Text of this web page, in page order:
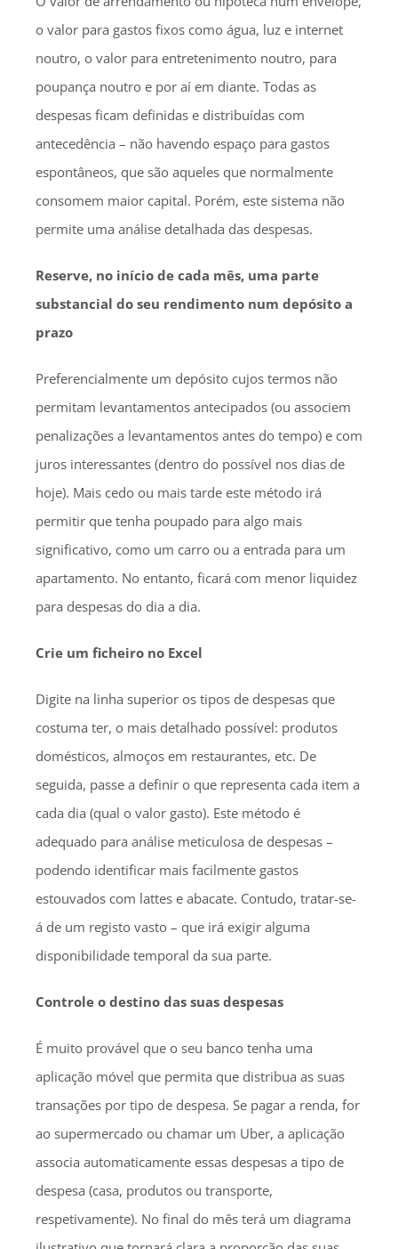
o valor para gastos fixos como água, luz e internet
noutro, o valor para entretenimento noutro, para
poupança noutro e por aí em diante. Todas as
despesas ficam definidas e distribuídas com
antecedência – não havendo espaço para gastos
espontâneos, que são aqueles que normalmente
consomem maior capital. Porém, este sistema não
permite uma análise detalhada das despesas.
Reserve, no início de cada mês, uma parte
substancial do seu rendimento num depósito a
prazo
Preferencialmente um depósito cujos termos não
permitam levantamentos antecipados (ou associem
penalizações a levantamentos antes do tempo) e com
juros interessantes (dentro do possível nos dias de
hoje). Mais cedo ou mais tarde este método irá
permitir que tenha poupado para algo mais
significativo, como um carro ou a entrada para um
apartamento. No entanto, ficará com menor liquidez
para despesas do dia a dia.
Crie um ficheiro no Excel
Digite na linha superior os tipos de despesas que
costuma ter, o mais detalhado possível: produtos
domésticos, almoços em restaurantes, etc. De
seguida, passe a definir o que representa cada item a
cada dia (qual o valor gasto). Este método é
adequado para análise meticulosa de despesas –
podendo identificar mais facilmente gastos
estouvados com lattes e abacate. Contudo, tratar-se-
á de um registo vasto – que irá exigir alguma
disponibilidade temporal da sua parte.
Controle o destino das suas despesas
É muito provável que o seu banco tenha uma
aplicação móvel que permita que distribua as suas
transações por tipo de despesa. Se pagar a renda, for
ao supermercado ou chamar um Uber, a aplicação
associa automaticamente essas despesas a tipo de
despesa (casa, produtos ou transporte,
respetivamente). No final do mês terá um diagrama